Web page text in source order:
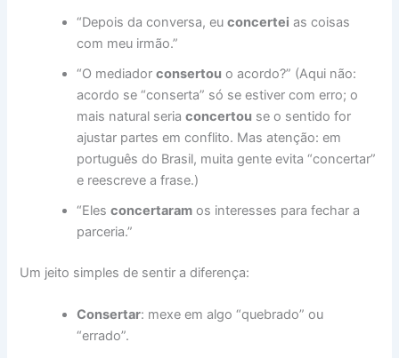
“Depois da conversa, euconcertei as coisas
com meu irmão.”
“O mediadorconsertou o acordo?” (Aqui não:
acordo se “conserta” só se estiver com erro; o
mais natural seriaconcertou se o sentido for
ajustar partes em conflito. Mas atenção: em
português do Brasil, muita gente evita “concertar”
e reescreve a frase.)
“Elesconcertaram os interesses para fechar a
parceria.”
Um jeito simples de sentir a diferença:
Consertar: mexe em algo “quebrado” ou
“errado”.